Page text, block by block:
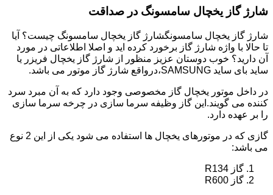
شارژ گاز یخچال سامسونگ در صداقت
شارژ گاز یخچال سامسونگشارژ گاز یخچال سامسونگ چیست؟ آیا
تا حالا با واژه شارژ گاز برخورد کرده اید و اصلا اطلاعاتی در مورد
آن دارید؟ خوب دوستان عزیز منظور از شارژ گاز یخچال فریزر یا
ساید بای ساید SAMSUNG،درواقع شارژ گاز موتور می باشد.
در داخل موتور یخچال گاز مخصوصی وجود دارد که به آن مبرد سرد
کننده می گویند.این گاز وظیفه سرما سازی در چرخه سرما سازی
را بر عهده دارد.
گازی که در موتورهای یخچال ها استفاده می شود یکی از این 2 نوع
می باشد:
گاز R134
گاز R600